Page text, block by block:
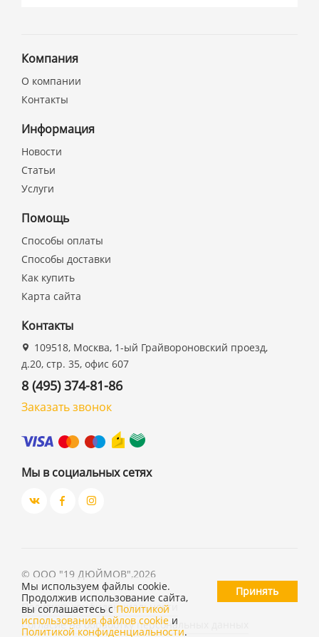
Компания
О компании
Контакты
Информация
Новости
Статьи
Услуги
Помощь
Способы оплаты
Способы доставки
Как купить
Карта сайта
Контакты
109518, Москва, 1-ый Грайвороновский проезд,
д.20, стр. 35, офис 607
8 (495) 374-81-86
Заказать звонок
Мы в социальных сетях
© ООО "19 ДЮЙМОВ",2026
Политика конфиденциальности
Согласие на обработку персональных данных
Мы используем файлы cookie.
Продолжив использование сайта,
вы соглашаетесь с Политикой
использования файлов cookie и
Политикой конфиденциальности.
Принять